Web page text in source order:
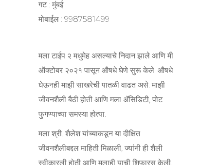
गट : मुंबई
मोबाईल : 9987581499
मला टाईप २ मधुमेह असल्याचे निदान झाले आणि मी
ऑक्टोबर २०२१ पासून औषधे घेणे सुरू केले. औषधे
घेऊनही माझी साखरेची पातळी वाढत असे. माझी
जीवनशैली बैठी होती आणि मला ॲसिडिटी, पोट
फुगण्याच्या समस्या होत्या.
मला श्री. शैलेश यांच्याकडून या दीक्षित
जीवनशैलीबद्दल माहिती मिळाली, ज्यांनी ही शैली
स्वीकारली होती आणि मलाही याची शिफारस केली.